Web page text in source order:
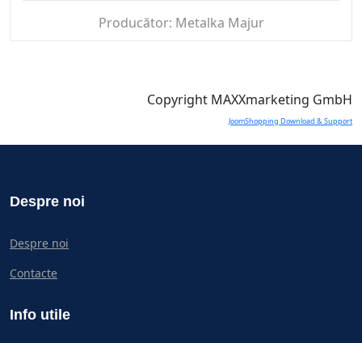
Producător: Metalka Majur
Copyright MAXXmarketing GmbH
JoomShopping Download & Support
Despre noi
Despre noi
Contacte
Info utile